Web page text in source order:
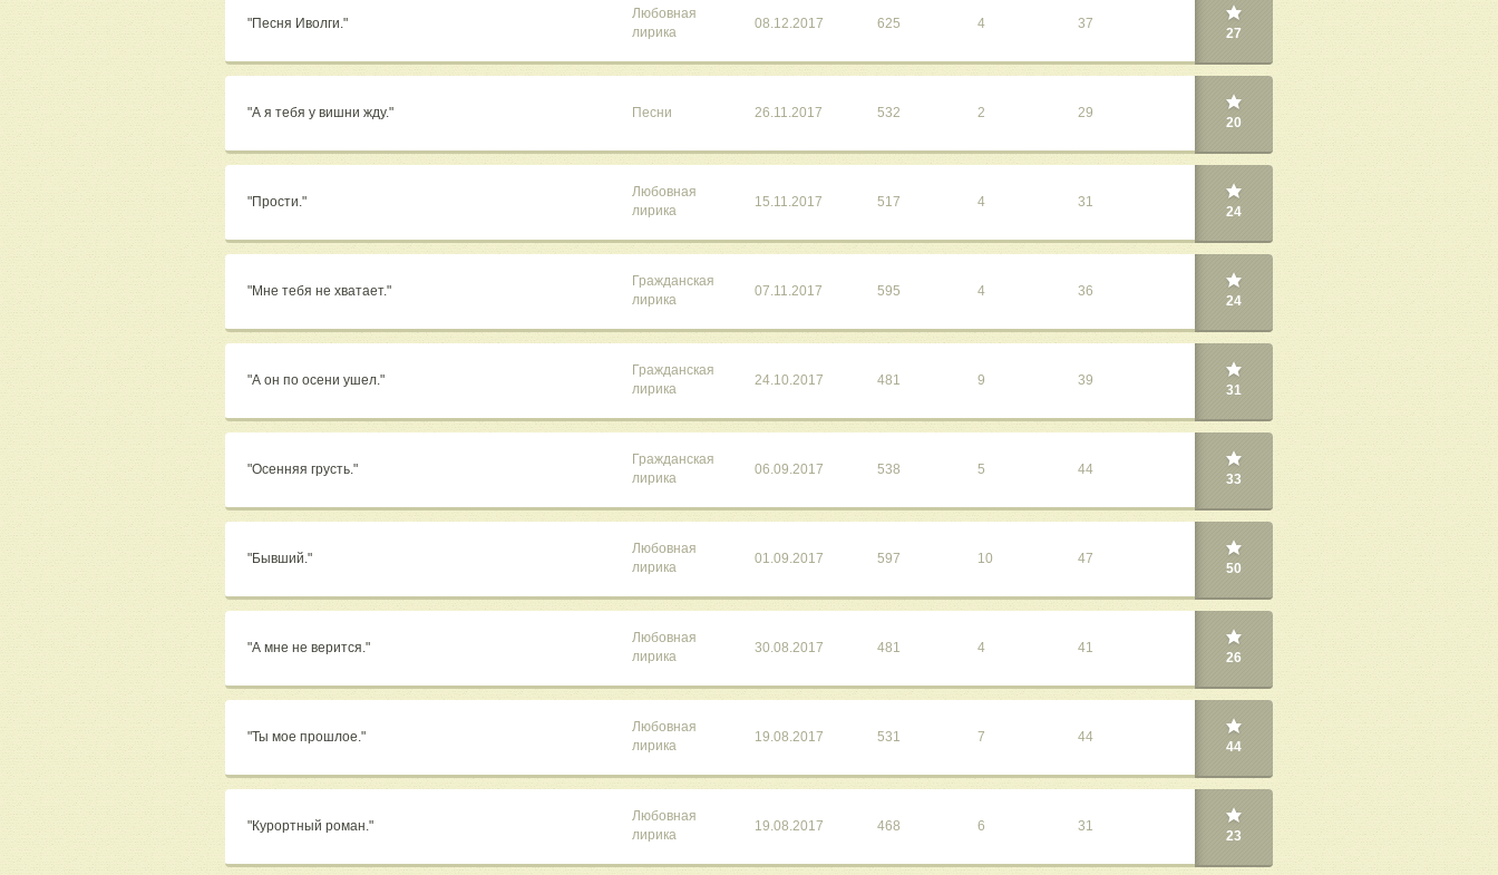
"Песня Иволги."
Любовная
лирика
08.12.2017 625 4 37
27
"А я тебя у вишни жду." Песни 26.11.2017 532 2 29
20
"Прости."
Любовная
лирика
15.11.2017 517 4 31
24
"Мне тебя не хватает."
Гражданская
лирика
07.11.2017 595 4 36
24
"А он по осени ушел."
Гражданская
лирика
24.10.2017 481 9 39
31
"Осенняя грусть."
Гражданская
лирика
06.09.2017 538 5 44
33
"Бывший."
Любовная
лирика
01.09.2017 597 10 47
50
"А мне не верится."
Любовная
лирика
30.08.2017 481 4 41
26
"Ты мое прошлое."
Любовная
лирика
19.08.2017 531 7 44
44
"Курортный роман."
Любовная
лирика
19.08.2017 468 6 31
23